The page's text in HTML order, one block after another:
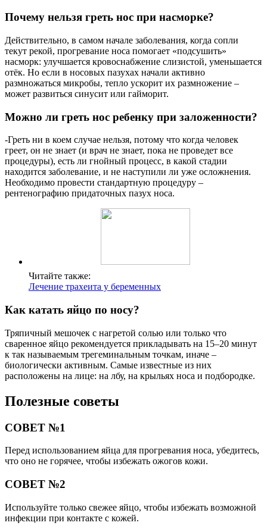
Почему нельзя греть нос при насморке?
Действительно, в самом начале заболевания, когда сопли
текут рекой, прогревание носа помогает «подсушить»
насморк: улучшается кровоснабжение слизистой, уменьшается
отёк. Но если в носовых пазухах начали активно
размножаться микробы, тепло ускорит их размножение –
может развиться синусит или гайморит.
Можно ли греть нос ребенку при заложенности?
-Греть ни в коем случае нельзя, потому что когда человек
греет, он не знает (и врач не знает, пока не проведет все
процедуры), есть ли гнойный процесс, в какой стадии
находится заболевание, и не наступили ли уже осложнения.
Необходимо провести стандартную процедуру –
рентенографию придаточных пазух носа.
Читайте также:
Лечение трахеита у беременных
Как катать яйцо по носу?
Тряпичный мешочек с нагретой солью или только что
сваренное яйцо рекомендуется прикладывать на 15–20 минут
к так называемым трегеминальным точкам, иначе –
биологически активным. Самые известные из них
расположены на лице: на лбу, на крыльях носа и подбородке.
Полезные советы
СОВЕТ №1
Перед использованием яйца для прогревания носа, убедитесь,
что оно не горячее, чтобы избежать ожогов кожи.
СОВЕТ №2
Используйте только свежее яйцо, чтобы избежать возможной
инфекции при контакте с кожей.